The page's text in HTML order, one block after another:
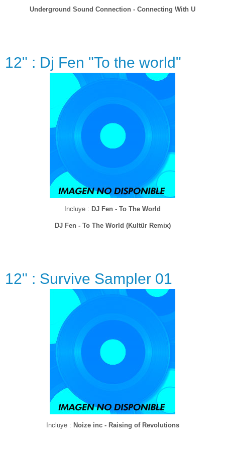
Underground Sound Connection - Connecting With U
12" : Dj Fen "To the world"
Incluye : DJ Fen - To The World
DJ Fen - To The World (Kultür Remix)
12" : Survive Sampler 01
Incluye : Noize inc - Raising of Revolutions